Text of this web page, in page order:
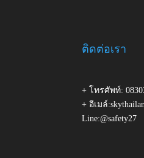
ติดต่อเรา
+ โทรศัพท์:
+ อีเมล์
Line:@safety27